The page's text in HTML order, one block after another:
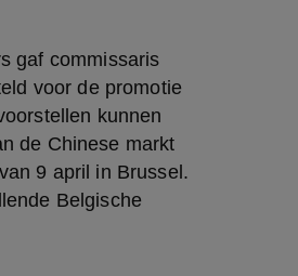
voor de promotie
kunnen
de Chinese markt
9 april in Brussel.
Belgische